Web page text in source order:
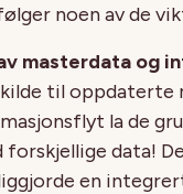
noen av de
masterdata og
til oppdaterte
la de
forskjellige data!
en